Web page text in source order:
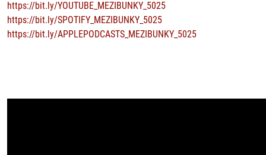
https://bit.ly/YOUTUBE_MEZIBUNKY_5025
https://bit.ly/SPOTIFY_MEZIBUNKY_5025
https://bit.ly/APPLEPODCASTS_MEZIBUNKY_5025